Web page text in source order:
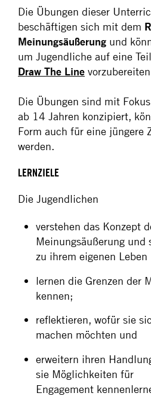
Die Übungen dieser
beschäftigen sich mit dem
Meinungsäußerung und
um Jugendliche auf eine
Draw The Line
Die Übungen sind mit
ab 14 Jahren konzipiert,
Form auch für eine jüngere
werden.
LERNZIELE
Die Jugendlichen
verstehen das Konzept
Meinungsäußerung und
zu ihrem eigenen Leben
lernen die Grenzen der
kennen;
reflektieren, wofür sie
machen möchten und
erweitern ihren
sie Möglichkeiten für
Engagement